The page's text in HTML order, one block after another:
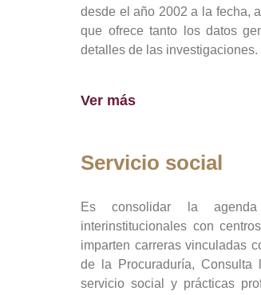
desde el año 2002 a la fecha,
que ofrece tanto los datos
detalles de las investigaciones.
Ver más
Servicio social
Es consolidar la
interinstitucionales con
imparten carreras vinculadas
de la Procuraduría, Consulta
servicio social y prácticas